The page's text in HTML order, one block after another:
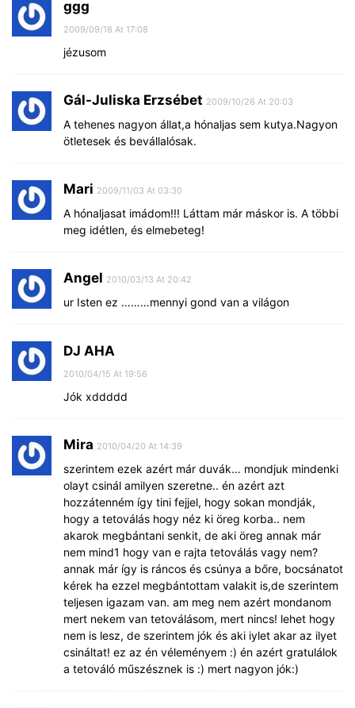
ggg
2009/09/18 At 17:08
jézusom
Gál-Juliska Erzsébet 2009/10/26 At 20:03
A tehenes nagyon állat,a hónaljas sem kutya.Nagyon
ötletesek és bevállalósak.
Mari 2009/11/03 At 03:30
A hónaljasat imádom!!! Láttam már máskor is. A többi
meg idétlen, és elmebeteg!
Angel 2010/03/13 At 20:42
ur Isten ez ………mennyi gond van a világon
DJ AHA
2010/04/15 At 19:56
Jók xddddd
Mira 2010/04/20 At 14:39
szerintem ezek azért már duvák… mondjuk mindenki
olayt csinál amilyen szeretne.. én azért azt
hozzátenném így tini fejjel, hogy sokan mondják,
hogy a tetoválás hogy néz ki öreg korba.. nem
akarok megbántani senkit, de aki öreg annak már
nem mind1 hogy van e rajta tetoválás vagy nem?
annak már így is ráncos és csúnya a bőre, bocsánatot
kérek ha ezzel megbántottam valakit is,de szerintem
teljesen igazam van. am meg nem azért mondanom
mert nekem van tetoválásom, mert nincs! lehet hogy
nem is lesz, de szerintem jók és aki iylet akar az ilyet
csináltat! ez az én véleményem :) én azért gratulálok
a tetováló műszésznek is :) mert nagyon jók:)